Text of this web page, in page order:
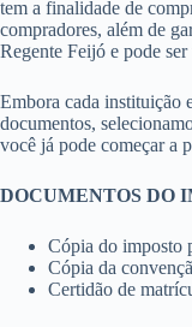
tem a finalidade de
compradores, além de
Regente Feijó e pode
Embora cada instituição
documentos,
você já pode começar a
DOCUMENTOS DO
Cópia do imposto
Cópia da
Certidão de